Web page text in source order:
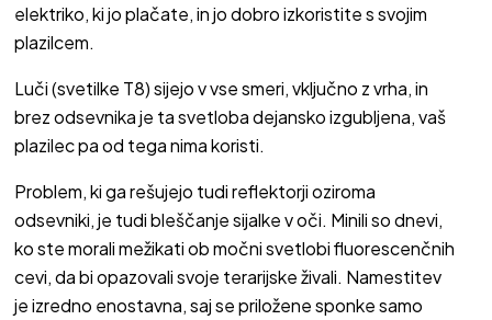
elektriko, ki jo plačate, in jo dobro izkoristite s svojim
plazilcem.
Luči (svetilke T8) sijejo v vse smeri, vključno z vrha, in
brez odsevnika je ta svetloba dejansko izgubljena, vaš
plazilec pa od tega nima koristi.
Problem, ki ga rešujejo tudi reflektorji oziroma
odsevniki, je tudi bleščanje sijalke v oči. Minili so dnevi,
ko ste morali mežikati ob močni svetlobi fluorescenčnih
cevi, da bi opazovali svoje terarijske živali. Namestitev
je izredno enostavna, saj se priložene sponke samo